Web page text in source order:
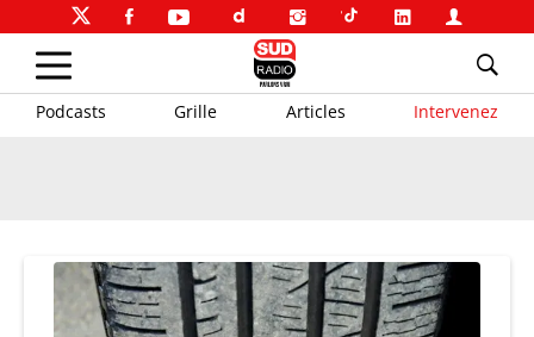
Podcasts Grille Articles Intervenez